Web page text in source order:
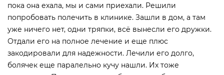
пока она ехала, мы и сами приехали. Решили
попробовать полечить в клинике. Зашли в дом, а там
уже ничего нет, одни тряпки, всё вынесли его дружки.
Отдали его на полное лечение и еще плюс
закодировали для надежности. Лечили его долго,
болячек еще паралельно кучу нашли. Их тоже